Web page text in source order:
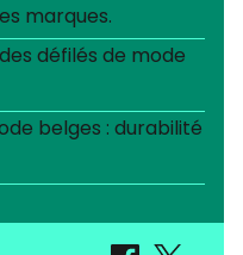
marques.
défilés de mode
belges : durabilité